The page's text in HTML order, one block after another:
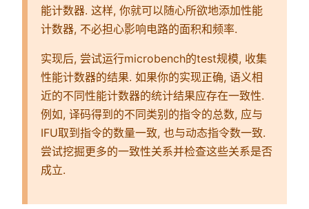
能计数器. 这样, 你就可以随心所欲地添加性能
计数器, 不必担心影响电路的面积和频率.
实现后, 尝试运行microbench的test规模, 收集
性能计数器的结果. 如果你的实现正确, 语义相
近的不同性能计数器的统计结果应存在一致性.
例如, 译码得到的不同类别的指令的总数, 应与
IFU取到指令的数量一致, 也与动态指令数一致.
尝试挖掘更多的一致性关系并检查这些关系是否
成立.